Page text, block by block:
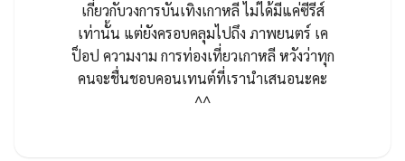
เกี่ยวกับวงการบันเทิงเกาหลี ไม่ได้มีแค่ซีรีส์
เท่านั้น แต่ยังครอบคลุมไปถึง ภาพยนตร์ เค
ป็อป ความงาม การท่องเที่ยวเกาหลี หวังว่าทุก
คนจะชื่นชอบคอนเทนต์ที่เรานำเสนอนะคะ
^^